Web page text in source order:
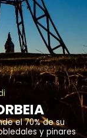
el 70% de su
y pinares